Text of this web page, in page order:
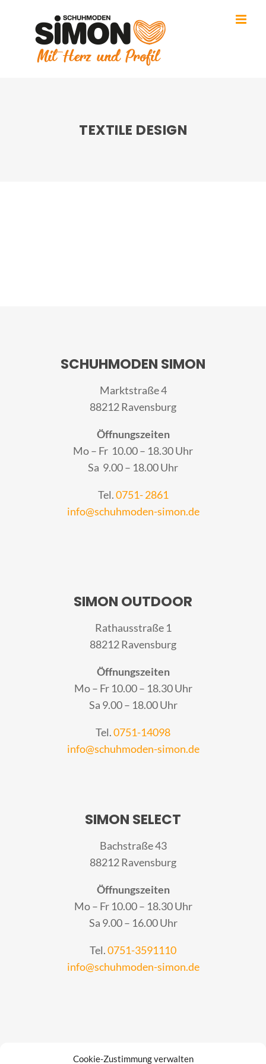
Cookie-Zustimmung verwalten
springen
TEXTILE DESIGN
SCHUHMODEN SIMON
Marktstraße 4
88212 Ravensburg
Öffnungszeiten
Mo – Fr 10.00 – 18.30 Uhr
Sa 9.00 – 18.00 Uhr
Tel.0751- 2861
info@schuhmoden-simon.de
SIMON OUTDOOR
Rathausstraße 1
88212 Ravensburg
Öffnungszeiten
Mo – Fr 10.00 – 18.30 Uhr
Sa 9.00 – 18.00 Uhr
Tel.0751-14098
info@schuhmoden-simon.de
SIMON SELECT
Bachstraße 43
88212 Ravensburg
Öffnungszeiten
Mo – Fr 10.00 – 18.30 Uhr
Sa 9.00 – 16.00 Uhr
Tel.0751-3591110
info@schuhmoden-simon.de